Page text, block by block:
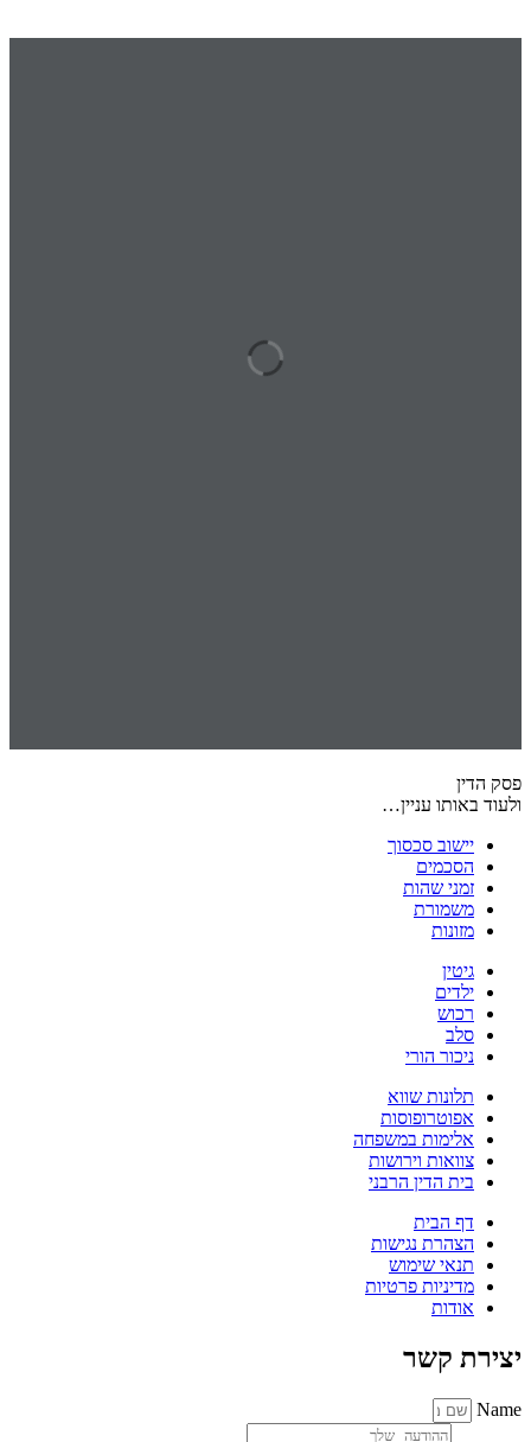
פסק הדין
ולעוד באותו עניין…
יישוב סכסוך
הסכמים
זמני שהות
משמורת
מזונות
גיטין
ילדים
רכוש
סלב
ניכור הורי
תלונות שווא
אפוטרופוסות
אלימות במשפחה
צוואות וירושות
בית הדין הרבני
דף הבית
הצהרת נגישות
תנאי שימוש
מדיניות פרטיות
אודות
יצירת קשר
Name